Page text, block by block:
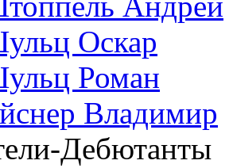
Оскар
Роман
Владимир
Дебютанты